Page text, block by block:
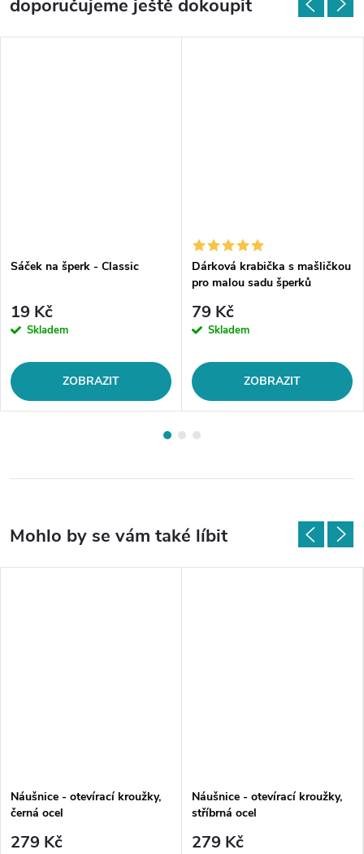
doporučujeme ještě dokoupit
Sáček na šperk - Classic
19 Kč
Skladem
ZOBRAZIT
Dárková krabička s mašličkou
pro malou sadu šperků
79 Kč
Skladem
ZOBRAZIT
Náušnice - otevírací kroužky,
černá ocel
279 Kč
Náušnice - otevírací kroužky,
stříbrná ocel
279 Kč